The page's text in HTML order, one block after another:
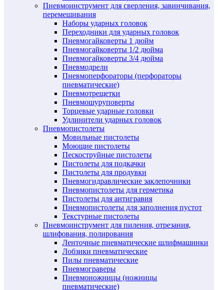
Пневмоинструмент для сверления, завинчивания,
перемешивания
Наборы ударных головок
Переходники для ударных головок
Пневмогайковерты 1 дюйм
Пневмогайковерты 1/2 дюйма
Пневмогайковерты 3/4 дюйма
Пневмодрели
Пневмоперфораторы (перфораторы
пневматические)
Пневмотрещетки
Пневмошуруповерты
Торцевые ударные головки
Удлинители ударных головок
Пневмопистолеты
Мовильные пистолеты
Моющие пистолеты
Пескоструйные пистолеты
Пистолеты для подкачки
Пистолеты для продувки
Пневмогидравлические заклепочники
Пневмопистолеты для герметика
Пистолеты для антигравия
Пневмопистолеты для заполнения пустот
Текстурные пистолеты
Пневмоинструмент для пиления, отрезания,
шлифования, полирования
Ленточные пневматические шлифмашинки
Лобзики пневматические
Пилы пневматические
Пневмограверы
Пневмоножницы (ножницы
пневматические)